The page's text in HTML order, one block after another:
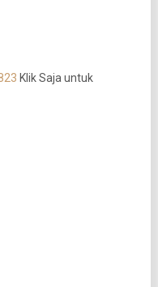
Klik Saja untuk